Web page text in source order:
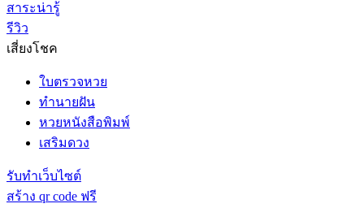
สาระน่ารู้
รีวิว
เสี่ยงโชค
ใบตรวจหวย
ทำนายฝัน
หวยหนังสือพิมพ์
เสริมดวง
รับทำเว็บไซต์
สร้าง qr code ฟรี